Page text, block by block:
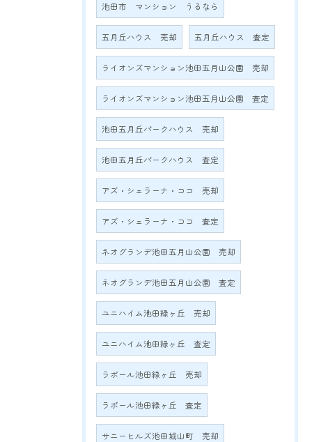
池田市 マンション うるなら
五月丘ハウス 売却 五月丘ハウス 査定
ライオンズマンション池田五月山公園 売却
ライオンズマンション池田五月山公園 査定
池田五月丘パークハウス 売却
池田五月丘パークハウス 査定
アズ・シェラーナ・ココ 売却
アズ・シェラーナ・ココ 査定
ネオグランデ池田五月山公園 売却
ネオグランデ池田五月山公園 査定
ユニハイム池田緑ヶ丘 売却
ユニハイム池田緑ヶ丘 査定
ラポール池田緑ヶ丘 売却
ラポール池田緑ヶ丘 査定
サニーヒルズ池田城山町 売却